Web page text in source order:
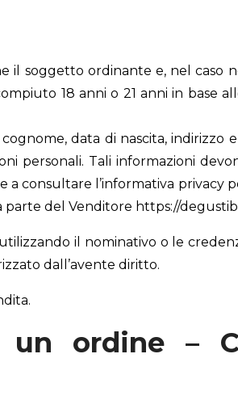
il soggetto ordinante e, nel caso
18 anni o 21 anni in base
data di nascita, indirizzo
personali. Tali informazioni
consultare l’informativa privacy
parte del Venditore https://
il nominativo o le
dall’avente diritto.
un ordine –